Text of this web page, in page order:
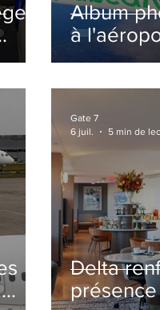
Album
à
Delta
Gate 7
6 juil.
5 min de